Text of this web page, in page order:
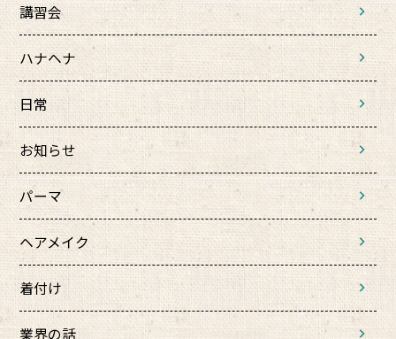
講習会
ハナヘナ
日常
お知らせ
パーマ
ヘアメイク
着付け
業界の話